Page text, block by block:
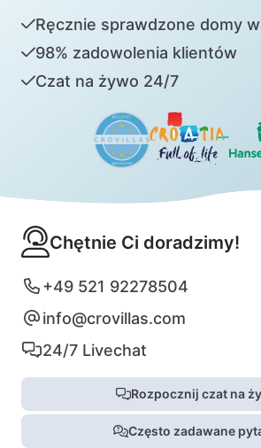
Ręcznie sprawdzone domy
98% zadowolenia klientów
Czat na żywo 24/7
Chętnie Ci doradzimy!
+49 521 92278504
info@crovillas.com
24/7 Livechat
Rozpocznij czat na
Często zadawane